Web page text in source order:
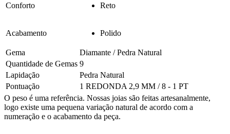
Conforto Reto
Acabamento Polido
Gema
Diamante / Pedra Natural
Quantidade de Gemas 9
Lapidação
Pedra Natural
Pontuação
1 REDONDA 2,9 MM / 8 - 1 PT
O peso é uma referência. Nossas joias são feitas artesanalmente,
logo existe uma pequena variação natural de acordo com a
numeração e o acabamento da peça.